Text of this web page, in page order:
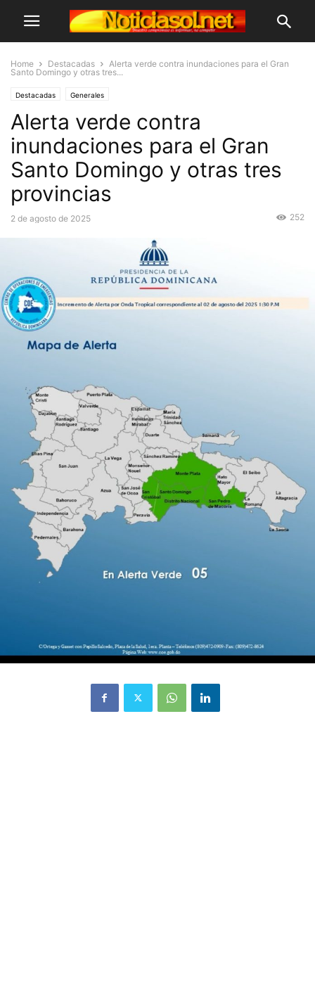
Home Destacadas
Alerta verde contra inundaciones para el Gran
Santo Domingo y otras tres...
Destacadas Generales
Alerta verde contra
inundaciones para el Gran
Santo Domingo y otras tres
provincias
2 de agosto de 2025 252